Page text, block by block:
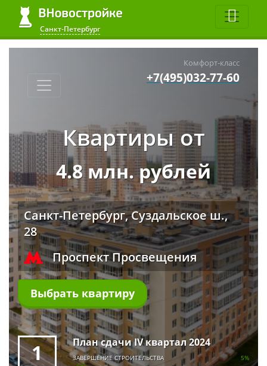
Санкт-Петербург
Комфорт-класс
+7(495)032-77-60
Квартиры от
4.8 млн. рублей
Санкт-Петербург, Суздальское ш.,
28
Проспект Просвещения
Выбрать квартиру
1 План сдачи IV квартал 2024
ЗАВЕРШЕНИЕ СТРОИТЕЛЬСТВА 5%